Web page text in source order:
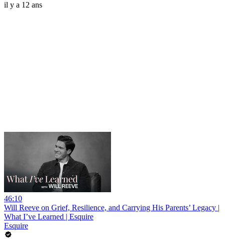
il y a 12 ans
46:10
Will Reeve on Grief, Resilience, and Carrying His Parents’ Legacy |
What I’ve Learned | Esquire
Esquire